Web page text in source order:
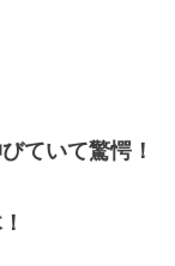
ていて驚愕！